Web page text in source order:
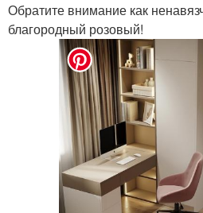
Обратите внимание как
благородный розовый!